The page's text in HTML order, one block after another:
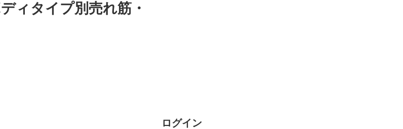
ィタイプ別売れ筋・
ログイン